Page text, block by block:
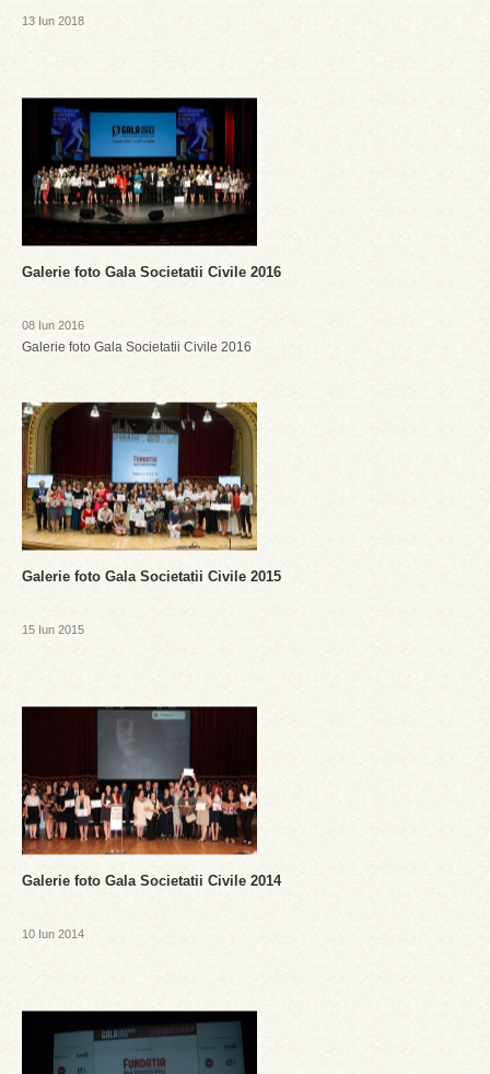
13 Iun 2018
Galerie foto Gala Societatii Civile 2016
08 Iun 2016
Galerie foto Gala Societatii Civile 2016
Galerie foto Gala Societatii Civile 2015
15 Iun 2015
Galerie foto Gala Societatii Civile 2014
10 Iun 2014